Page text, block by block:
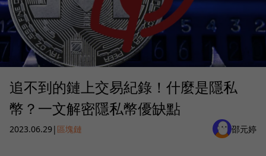
追不到的鏈上交易紀錄！什麼是隱私
幣？一文解密隱私幣優缺點
2023.06.29| 區塊鏈 邵元婷